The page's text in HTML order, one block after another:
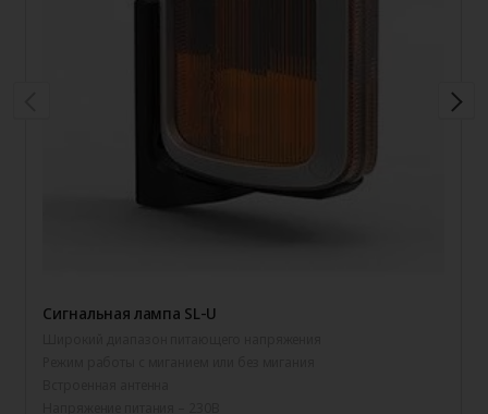
Сигнальная лампа SL-U